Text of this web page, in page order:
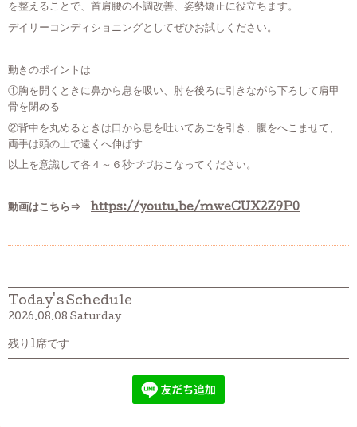
を整えることで、首肩腰の不調改善、姿勢矯正に役立ちます。
デイリーコンディショニングとしてぜひお試しください。
動きのポイントは
①胸を開くときに鼻から息を吸い、肘を後ろに引きながら下ろして肩甲
骨を閉める
②背中を丸めるときは口から息を吐いてあごを引き、腹をへこませて、
両手は頭の上で遠くへ伸ばす
以上を意識して各４～６秒づづおこなってください。
動画はこちら⇒ https://youtu.be/mweCUX2Z9P0
Today's Schedule
2026.08.08 Saturday
残り1席です